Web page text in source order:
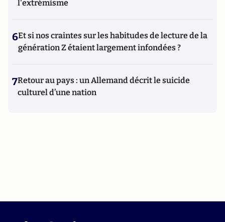
l'extrémisme
6Et si nos craintes sur les habitudes de lecture de la
génération Z étaient largement infondées ?
7Retour au pays : un Allemand décrit le suicide
culturel d’une nation